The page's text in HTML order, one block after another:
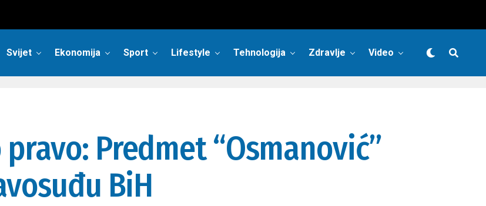
Svijet Ekonomija Sport Lifestyle Tehnologija Zdravlje Video
Predmet “Osmanović”
BiH